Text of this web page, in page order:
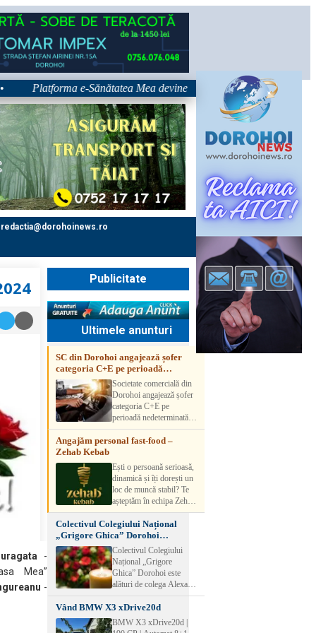
Platforma e-Sănătatea Mea devine disponibilă pe 1 septembrie:
redactia@dorohoinews.ro
-
Mea”
-
Publicitate
Ultimele anunturi
SC din Dorohoi angajează șofer
categoria C+E pe perioadă
nedeterminatăSocietate comercială din
Dorohoi angajează șofer
categoria C+E pe
perioadă nedeterminată.
Candidatul trebuie să
aibă experiență și atestat
detalii, vă rog să sunați la
numărul de telefon.
Angajăm personal fast-food –
Zehab Kebab
Ești o persoană serioasă,
dinamică și îți dorești un
loc de muncă stabil? Te
așteptăm în echipa Zehab
Kebab! Posturi
disponibile: -
SHAORMAR AJUTOR
BUCATAR 2/posturi -
LUCRATOR
COMERCIAL
VANZATOR /2 posturi
muncă Program flexibil
Salariu motivant, în
funcție de experienț
Colectivul Colegiului Național
„Grigore Ghica” Dorohoi
transmite sincere condoleanțe
Colectivul Colegiului
Național „Grigore
Ghica” Dorohoi este
alături de colega Alexa
Lăcrămioara la trecerea în
neființă a soțului și
transmite sincere
condoleanțe familiei.
Vând BMW X3 xDrive20d
BMW X3 xDrive20d |